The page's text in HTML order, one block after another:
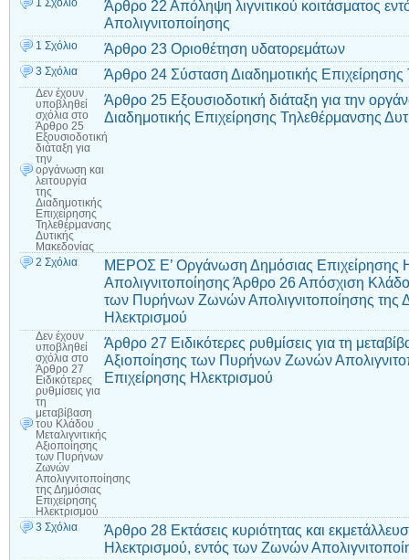
1 Σχόλιο
Άρθρο 22 Απόληψη λιγνιτικού κοιτάσματος
Απολιγνιτοποίησης
1 Σχόλιο Άρθρο 23 Οριοθέτηση υδατορεμάτων
3 Σχόλια Άρθρο 24 Σύσταση Διαδημοτικής
Δεν έχουν
υποβληθεί
σχόλια στο
Άρθρο 25
Εξουσιοδοτική
διάταξη για
την
οργάνωση και
λειτουργία
της
Διαδημοτικής
Επιχείρησης
Τηλεθέρμανσης
Δυτικής
Μακεδονίας
Άρθρο 25 Εξουσιοδοτική διάταξη για την
Διαδημοτικής Επιχείρησης Τηλεθέρμανσης
2 Σχόλια
ΜΕΡΟΣ Ε’ Οργάνωση Δημόσιας Επιχείρησης
Απολιγνιτοποίησης Άρθρο 26 Απόσχιση
των Πυρήνων Ζωνών Απολιγνιτοποίησης της
Ηλεκτρισμού
Δεν έχουν
υποβληθεί
σχόλια στο
Άρθρο 27
Ειδικότερες
ρυθμίσεις για
τη
μεταβίβαση
του Κλάδου
Μεταλιγνιτικής
Αξιοποίησης
των Πυρήνων
Ζωνών
Απολιγνιτοποίησης
της Δημόσιας
Επιχείρησης
Ηλεκτρισμού
Άρθρο 27 Ειδικότερες ρυθμίσεις για τη
Αξιοποίησης των Πυρήνων Ζωνών
Επιχείρησης Ηλεκτρισμού
3 Σχόλια
Άρθρο 28 Εκτάσεις κυριότητας και
Ηλεκτρισμού, εντός των Ζωνών